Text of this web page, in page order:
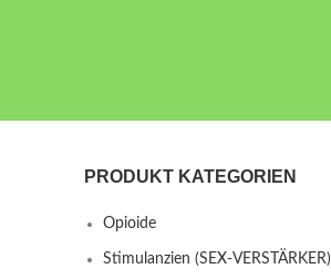
PRODUKT KATEGORIEN
Opioide
Stimulanzien (SEX-VERSTÄRKER)